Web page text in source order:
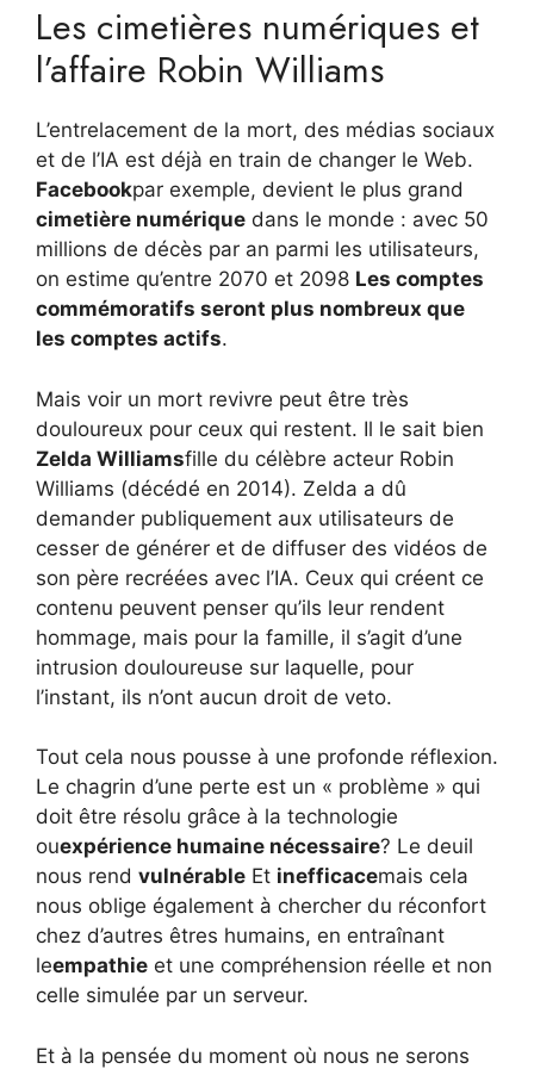
Les cimetières numériques et
l’affaire Robin Williams
L’entrelacement de la mort, des médias sociaux
et de l’IA est déjà en train de changer le Web.
Facebookpar exemple, devient le plus grand
cimetière numérique dans le monde : avec 50
millions de décès par an parmi les utilisateurs,
on estime qu’entre 2070 et 2098 Les comptes
commémoratifs seront plus nombreux que
les comptes actifs.
Mais voir un mort revivre peut être très
douloureux pour ceux qui restent. Il le sait bien
Zelda Williamsfille du célèbre acteur Robin
Williams (décédé en 2014). Zelda a dû
demander publiquement aux utilisateurs de
cesser de générer et de diffuser des vidéos de
son père recréées avec l’IA. Ceux qui créent ce
contenu peuvent penser qu’ils leur rendent
hommage, mais pour la famille, il s’agit d’une
intrusion douloureuse sur laquelle, pour
l’instant, ils n’ont aucun droit de veto.
Tout cela nous pousse à une profonde réflexion.
Le chagrin d’une perte est un « problème » qui
doit être résolu grâce à la technologie
ouexpérience humaine nécessaire? Le deuil
nous rend vulnérable Et inefficacemais cela
nous oblige également à chercher du réconfort
chez d’autres êtres humains, en entraînant
leempathie et une compréhension réelle et non
celle simulée par un serveur.
Et à la pensée du moment où nous ne serons